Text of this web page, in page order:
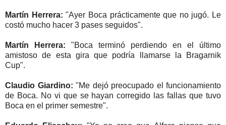
Martín Herrera: "Ayer Boca prácticamente que no jugó. Le
costó mucho hacer 3 pases seguidos".
Martín Herrera: "Boca terminó perdiendo en el último
amistoso de esta gira que podría llamarse la Bragarnik
Cup".
Claudio Giardino: "Me dejó preocupado el funcionamiento
de Boca. No vi que se hayan corregido las fallas que tuvo
Boca en el primer semestre".